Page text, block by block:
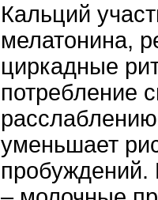
Кальций
мелатонина,
циркадные
потребление
уменьшает
пробуждений.